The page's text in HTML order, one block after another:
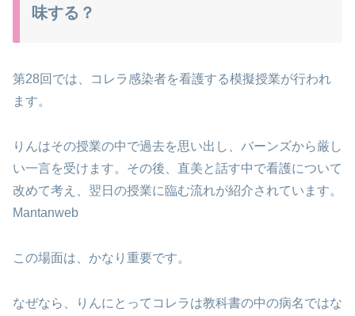
味する？
第28回では、コレラ感染者を看護する模擬授業が行われ
ます。
りんはその授業の中で過去を思い出し、バーンズから厳し
い一言を受けます。その後、直美と話す中で看護について
改めて考え、翌日の授業に臨む流れが紹介されています。
Mantanweb
この場面は、かなり重要です。
なぜなら、りんにとってコレラは教科書の中の病名ではな